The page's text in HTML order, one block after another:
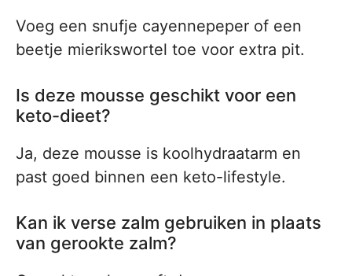
Voeg een snufje cayennepeper of een
beetje mierikswortel toe voor extra pit.
Is deze mousse geschikt voor een
keto-dieet?
Ja, deze mousse is koolhydraatarm en
past goed binnen een keto-lifestyle.
Kan ik verse zalm gebruiken in plaats
van gerookte zalm?